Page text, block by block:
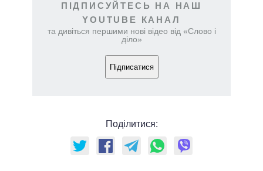
ПІДПИСУЙТЕСЬ НА НАШ
YOUTUBE КАНАЛ
та дивіться першими нові відео від «Слово і
діло»
Підписатися
Поділитися: